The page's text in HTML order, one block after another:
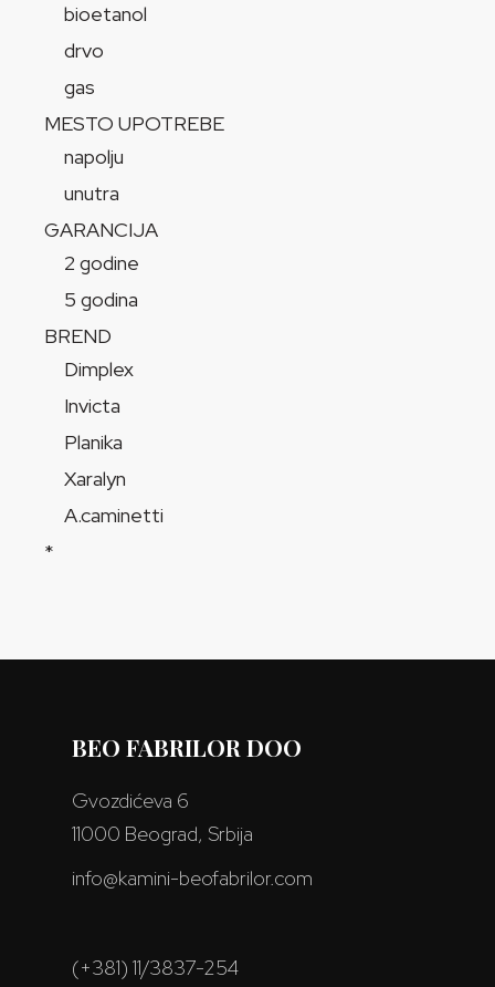
bioetanol
drvo
gas
MESTO UPOTREBE
napolju
unutra
GARANCIJA
2 godine
5 godina
BREND
Dimplex
Invicta
Planika
Xaralyn
A.caminetti
*
BEO FABRILOR DOO
Gvozdićeva 6
11000 Beograd, Srbija
info@kamini-beofabrilor.com
(+381) 11/3837-254